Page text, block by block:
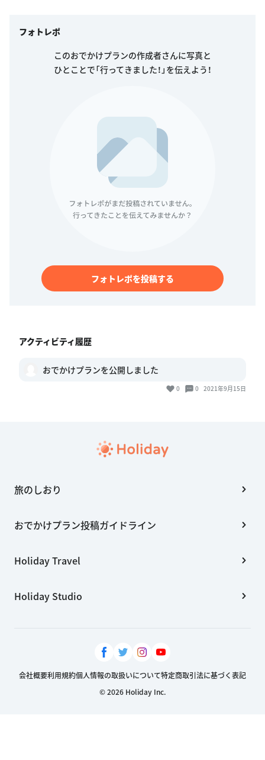
フォトレポ
このおでかけプランの作成者さんに写真と
ひとことで「行ってきました！」を伝えよう！
フォトレポを投稿する
アクティビティ履歴
おでかけプランを公開しました
0 0 2021年9月15日
旅のしおり
おでかけプラン投稿ガイドライン
Holiday Travel
Holiday Studio
会社概要利用規約個人情報の取扱いについて特定商取引法に基づく表記
© 2026 Holiday Inc.